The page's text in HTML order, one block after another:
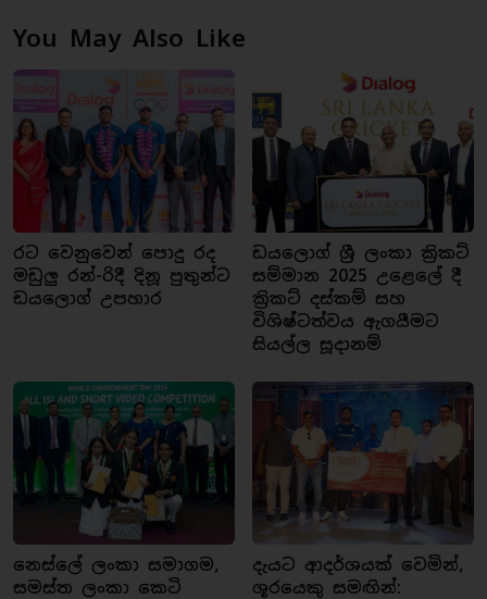
You May Also Like
රට වෙනුවෙන් පොදු රද
මඩුලු රන්-රිදී දිනූ පුතුන්ට
ඩයලොග් උපහාර
ඩයලොග් ශ්‍රී ලංකා ක්‍රිකට්
සම්මාන 2025 උළෙලේ දී
ක්‍රිකට් දස්කම් සහ
විශිෂ්ටත්වය ඇගයීමට
සියල්ල සූදානම්
නෙස්ලේ ලංකා සමාගම,
සමස්ත ලංකා කෙටි
දැයට ආදර්ශයක් වෙමින්,
ශූරයෙකු සමඟින්: